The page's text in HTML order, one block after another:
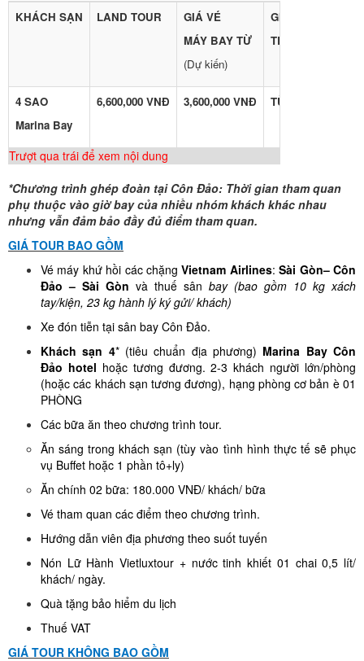
KHÁCH SẠN LAND TOUR
GIÁ VÉ
MÁY BAY TỪ
(Dự kiến)
GIÁ TOUR
TRỌN GÓI
4 SAO
Marina Bay
6,600,000 VNĐ 3,600,000 VNĐ TỪ 10,200,000
Trượt qua trái để xem nội dung
*Chương trình ghép đoàn tại Côn Đảo: Thời gian tham quan
phụ thuộc vào giờ bay của nhiều nhóm khách khác nhau
nhưng vẫn đảm bảo đầy đủ điểm tham quan.
GIÁ TOUR BAO GỒM
Vé máy khứ hồi các chặngVietnam Airlines:Sài Gòn– Côn
Đảo – Sài Gòn và thuế sân bay (bao gồm 10 kg xách
tay/kiện, 23 kg hành lý ký gửi/ khách)
Xe đón tiễn tại sân bay Côn Đảo.
Khách sạn 4* (tiêu chuẩn địa phương) Marina Bay Côn
Đảo hotel hoặc tương đương. 2-3 khách người lớn/phòng
(hoặc các khách sạn tương đương), hạng phòng cơ bản è 01
PHÒNG
Các bữa ăn theo chương trình tour.
Ăn sáng trong khách sạn (tùy vào tình hình thực tế sẽ phục
vụ Buffet hoặc 1 phần tô+ly)
Ăn chính 02 bữa: 180.000 VNĐ/ khách/ bữa
Vé tham quan các điểm theo chương trình.
Hướng dẫn viên địa phương theo suốt tuyến
Nón Lữ Hành Vietluxtour + nước tinh khiết 01 chai 0,5 lít/
khách/ ngày.
Quà tặng bảo hiểm du lịch
Thuế VAT
GIÁ TOUR KHÔNG BAO GỒM